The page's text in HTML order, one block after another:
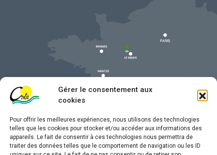
Gérer le consentement aux
cookies
Pour offrir les meilleures expériences, nous utilisons des technologies
telles que les cookies pour stocker et/ou accéder aux informations des
appareils. Le fait de consentir à ces technologies nous permettra de
traiter des données telles que le comportement de navigation ou les ID